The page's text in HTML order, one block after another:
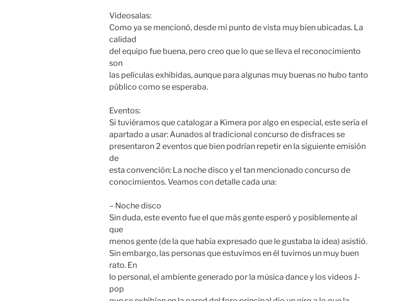
Videosalas:
Como ya se mencionó, desde mi punto de vista muy bien ubicadas. La
calidad
del equipo fue buena, pero creo que lo que se lleva el reconocimiento
son
las películas exhibidas, aunque para algunas muy buenas no hubo tanto
público como se esperaba.
Eventos:
Si tuviéramos que catalogar a Kimera por algo en especial, este sería el
apartado a usar: Aunados al tradicional concurso de disfraces se
presentaron 2 eventos que bien podrían repetir en la siguiente emisión
de
esta convención: La noche disco y el tan mencionado concurso de
conocimientos. Veamos con detalle cada una:
– Noche disco
Sin duda, este evento fue el que más gente esperó y posiblemente al
que
menos gente (de la que había expresado que le gustaba la idea) asistió.
Sin embargo, las personas que estuvimos en él tuvimos un muy buen
rato. En
lo personal, el ambiente generado por la música dance y los videos J-
pop